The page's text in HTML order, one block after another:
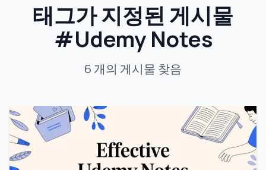
AI 영상 노트
튜토리얼
소개
태그가 지정된 게시물
#Udemy Notes
6 개의 게시물 찾음